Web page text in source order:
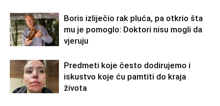
Boris izliječio rak pluća, pa otkrio šta
mu je pomoglo: Doktori nisu mogli da
vjeruju
Predmeti koje često dodirujemo i
iskustvo koje ću pamtiti do kraja
života